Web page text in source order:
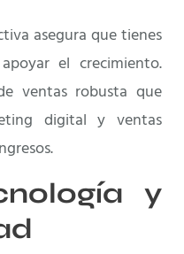
asegura que tienes
el crecimiento.
ventas robusta que
digital y ventas
y